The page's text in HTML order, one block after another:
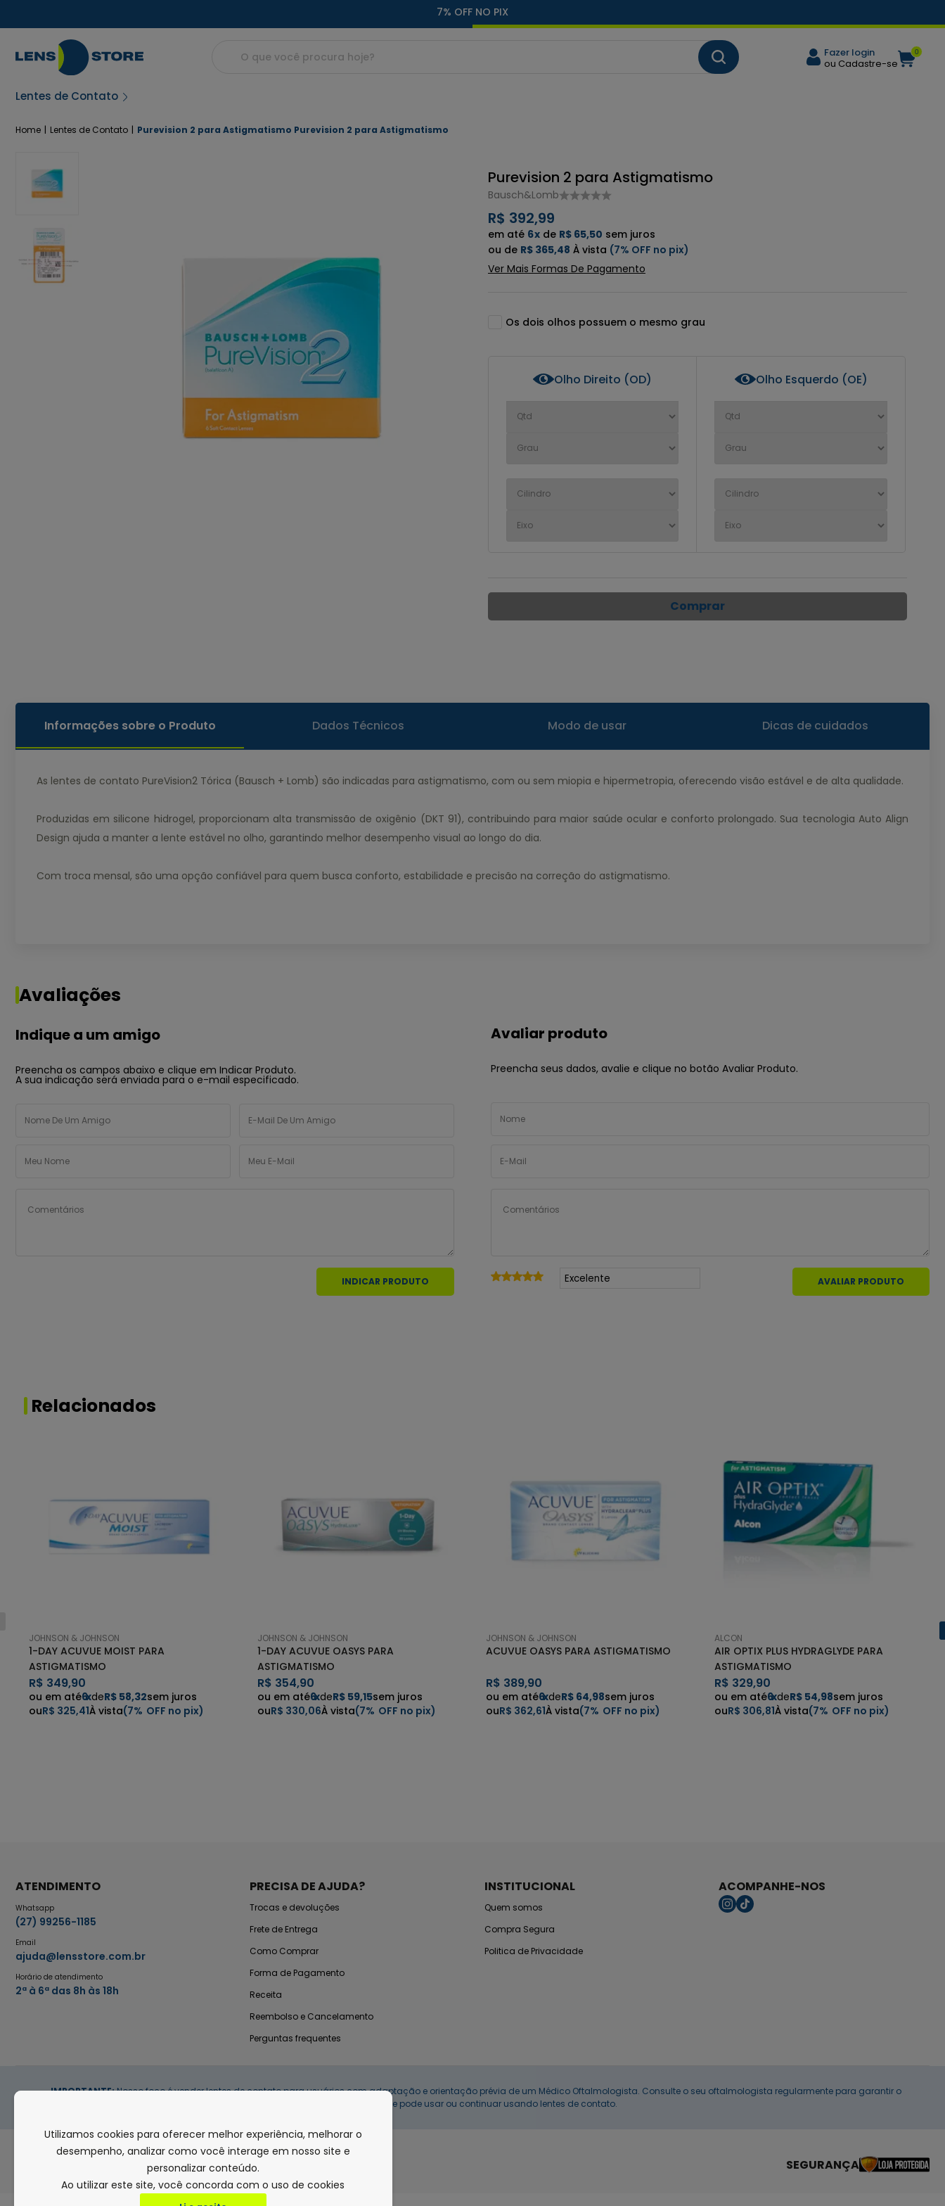
7% OFF NO PIX
Fazer login
ou Cadastre-se
0
Lentes de Contato
Home Lentes de Contato Purevision 2 para Astigmatismo Purevision 2 para Astigmatismo
Purevision 2 para Astigmatismo
Bausch&Lomb
R$ 392,99
6x de R$ 65,50 sem juros
de R$ 365,48 7%
Os dois olhos possuem o mesmo grau
Olho Direito (OD) Olho Esquerdo (OE)
Informações sobre o Produto Dados Técnicos Modo de usar Dicas de cuidados
As lentes de contato PureVision2 Tórica (Bausch + Lomb) são indicadas para astigmatismo, com ou sem miopia e hipermetropia, oferecendo visão estável e de alta qualidade.
Produzidas em silicone hidrogel, proporcionam alta transmissão de oxigênio (DKT 91), contribuindo para maior saúde ocular e conforto prolongado. Sua tecnologia Auto Align
Design ajuda a manter a lente estável no olho, garantindo melhor desempenho visual ao longo do dia.
Com troca mensal, são uma opção confiável para quem busca conforto, estabilidade e precisão na correção do astigmatismo.
Avaliações
Indique a um amigo
Preencha os campos abaixo e clique em Indicar Produto.
A sua indicação será enviada para o e-mail especificado.
INDICAR PRODUTO
Avaliar produto
Preencha seus dados, avalie e clique no botão Avaliar Produto.
AVALIAR PRODUTO
JOHNSON & JOHNSON
1-DAY ACUVUE MOIST PARA
ASTIGMATISMO
R$ 349,90
6xdeR$ 58,32sem juros
R$ 325,41
7%
JOHNSON & JOHNSON
1-DAY ACUVUE OASYS PARA
ASTIGMATISMO
R$ 354,90
6xdeR$ 59,15sem juros
R$ 330,06
7%
JOHNSON & JOHNSON
ACUVUE OASYS PARA ASTIGMATISMO
R$ 389,90
6xdeR$ 64,98sem juros
R$ 362,61
7%
ALCON
AIR OPTIX PLUS HYDRAGLYDE PARA
ASTIGMATISMO
R$ 329,90
6xdeR$ 54,98sem juros
R$ 306,81
7%
Utilizamos cookies para oferecer melhor experiência, melhorar o
desempenho, analizar como você interage em nosso site e
personalizar conteúdo.
Ao utilizar este site, você concorda com o uso de cookies
ATENDIMENTO
Whatsapp
(27) 99256-1185
Email
ajuda@lensstore.com.br
Horário de atendimento
2ª à 6ª das 8h às 18h
PRECISA DE AJUDA?
Trocas e devoluções
Frete de Entrega
Como Comprar
Forma de Pagamento
Receita
Reembolso e Cancelamento
Perguntas frequentes
INSTITUCIONAL
Quem somos
Compra Segura
Politica de Privacidade
ACOMPANHE-NOS
IMPORTANTE:Nosso foco é vender lentes de contato para usuários com adaptação e orientação prévia de um Médico Oftalmologista. Consulte o seu oftalmologista regularmente para garantir o
uso correto, se pode usar ou continuar usando lentes de contato.
SEGURANÇA